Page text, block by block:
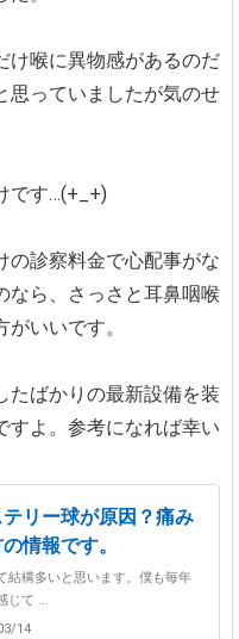
け喉に異物感があるのだ
思っていましたが気のせ
です…(+_+)
の診察料金で心配事がな
なら、さっさと耳鼻咽喉
いいです。
たばかりの最新設備を装
すよ。参考になれば幸い
リー球が原因？痛み
情報です。
結構多いと思います。僕も毎年
じて ...
14